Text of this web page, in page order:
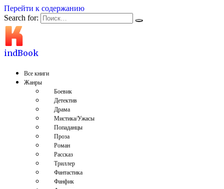
Перейти к содержанию
Search for:
indBook
Все книги
Жанры
Боевик
Детектив
Драма
Мистика/Ужасы
Попаданцы
Проза
Роман
Рассказ
Триллер
Фантастика
Фанфик